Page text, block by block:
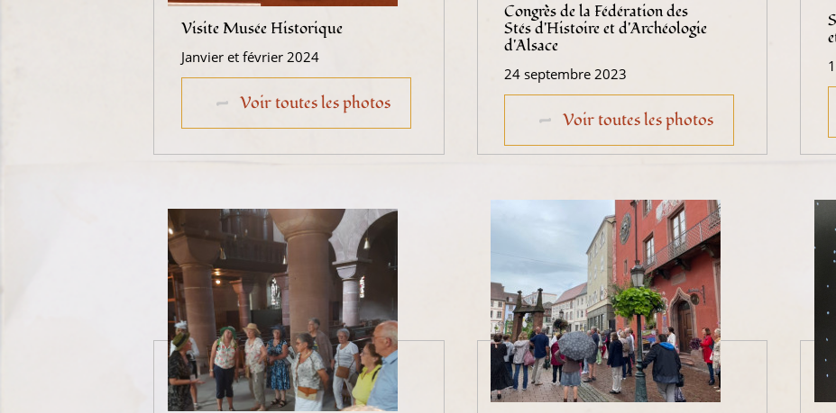
Visite Musée Historique
Janvier et février 2024
Voir toutes les photos
Congrès de la Fédération des
Stés d'Histoire et d'Archéologie
d'Alsace
24 septembre 2023
Voir toutes les photos